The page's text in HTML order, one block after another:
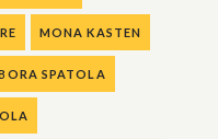
MONA KASTEN
SPATOLA